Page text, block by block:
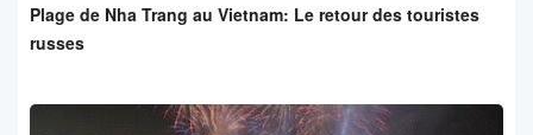
Plage de Nha Trang au Vietnam: Le retour des touristes
russes